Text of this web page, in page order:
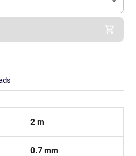
(Optioneel)
2 m
0.7 mm